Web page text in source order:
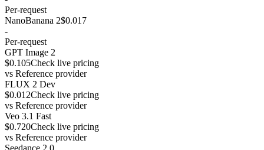
Per-request
NanoBanana 2$0.017
-
Per-request
GPT Image 2
$0.105Check live pricing
vs Reference provider
FLUX 2 Dev
$0.012Check live pricing
vs Reference provider
Veo 3.1 Fast
$0.720Check live pricing
vs Reference provider
Seedance 2.0